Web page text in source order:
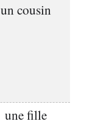
un cousin
une fille